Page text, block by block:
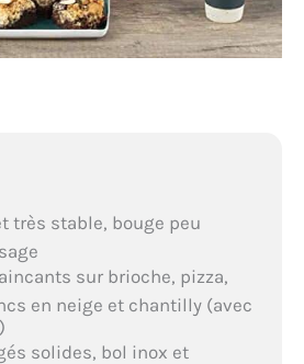
très stable, bouge peu
sur brioche, pizza,
en neige et chantilly (avec
solides, bol inox et